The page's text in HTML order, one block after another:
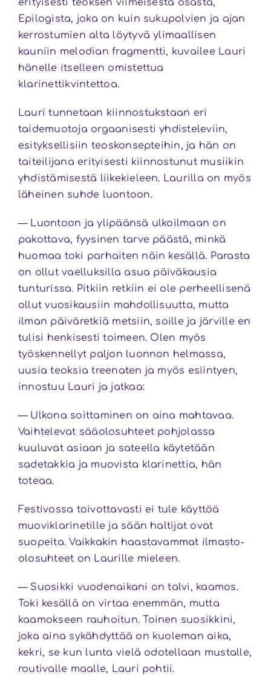
erityisesti teoksen viimeisestä osasta,
Epilogista, joka on kuin sukupolvien ja ajan
kerrostumien alta löytyvä ylimaallisen
kauniin melodian fragmentti, kuvailee Lauri
hänelle itselleen omistettua
klarinettikvintettoa.
Lauri tunnetaan kiinnostukstaan eri
taidemuotoja orgaanisesti yhdisteleviin,
esityksellisiin teoskonsepteihin, ja hän on
taiteilijana erityisesti kiinnostunut musiikin
yhdistämisestä liikekieleen. Laurilla on myös
läheinen suhde luontoon.
— Luontoon ja ylipäänsä ulkoilmaan on
pakottava, fyysinen tarve päästä, minkä
huomaa toki parhaiten näin kesällä. Parasta
on ollut vaelluksilla asua päiväkausia
tunturissa. Pitkiin retkiin ei ole perheellisenä
ollut vuosikausiin mahdollisuutta, mutta
ilman päiväretkiä metsiin, soille ja järville en
tulisi henkisesti toimeen. Olen myös
työskennellyt paljon luonnon helmassa,
uusia teoksia treenaten ja myös esiintyen,
innostuu Lauri ja jatkaa:
— Ulkona soittaminen on aina mahtavaa.
Vaihtelevat sääolosuhteet pohjolassa
kuuluvat asiaan ja sateella käytetään
sadetakkia ja muovista klarinettia, hän
toteaa.
Festivossa toivottavasti ei tule käyttöä
muoviklarinetille ja sään haltijat ovat
suopeita. Vaikkakin haastavammat ilmasto-
olosuhteet on Laurille mieleen.
— Suosikki vuodenaikani on talvi, kaamos.
Toki kesällä on virtaa enemmän, mutta
kaamokseen rauhoitun. Toinen suosikkini,
joka aina sykähdyttää on kuoleman aika,
kekri, se kun lunta vielä odotellaan mustalle,
routivalle maalle, Lauri pohtii.